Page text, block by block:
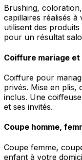
Brushing,
capillaires réalisés
utilisent des
pour un résultat
Coiffure mariage
Coiffure pour
privés. Mise en plis,
inclus. Une
et ses invités.
Coupe homme,
Coupe femme,
enfant à votre